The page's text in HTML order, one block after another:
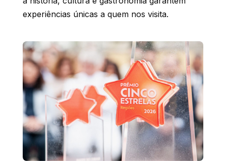
experiências únicas a quem nos visita.